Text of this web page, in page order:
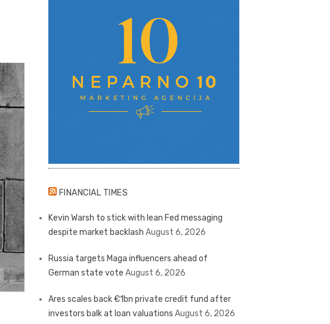
FINANCIAL TIMES
Kevin Warsh to stick with lean Fed messaging
despite market backlash August 6, 2026
Russia targets Maga influencers ahead of
German state vote August 6, 2026
Ares scales back €1bn private credit fund after
investors balk at loan valuations August 6, 2026